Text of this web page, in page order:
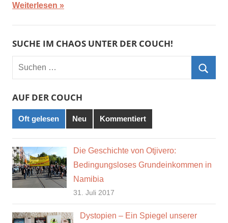
Weiterlesen
SUCHE IM CHAOS UNTER DER COUCH!
Suchen
AUF DER COUCH
Oft gelesen Neu Kommentiert
Die Geschichte von Otjivero:
Bedingungsloses Grundeinkommen in
Namibia
31. Juli 2017
Dystopien – Ein Spiegel unserer